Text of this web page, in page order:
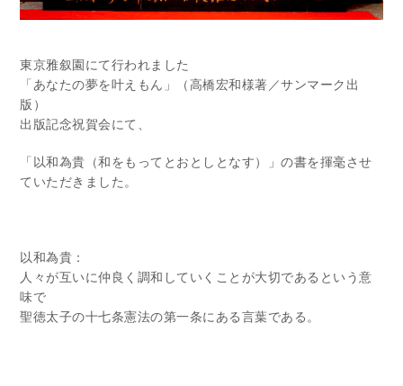
東京雅叙園にて行われました
「あなたの夢を叶えもん」（高橋宏和様著／サンマーク出
版）
出版記念祝賀会にて、
「以和為貴（和をもってとおとしとなす）」の書を揮毫させ
ていただきました。
以和為貴：
人々が互いに仲良く調和していくことが大切であるという意
味で
聖徳太子の十七条憲法の第一条にある言葉である。